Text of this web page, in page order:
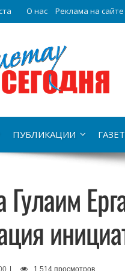
О нас Реклама на сайте
ПУБЛИКАЦИИ
Гулаим
| 1 514 просмотров